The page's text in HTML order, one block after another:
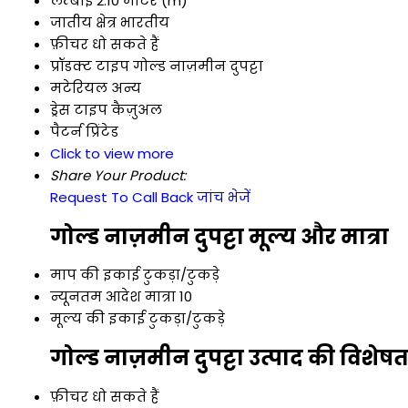
जातीय क्षेत्रभारतीय
फ़ीचर धो सकते हैं
प्रॉडक्ट टाइपगोल्ड नाज़मीन दुपट्टा
मटेरियल अन्य
ड्रेस टाइपकैज़ुअल
पैटर्नप्रिंटेड
Click to view more
Share Your Product:
Request To Call Backजांच भेजें
गोल्ड नाज़मीन दुपट्टा मूल्य और मात्रा
माप की इकाईटुकड़ा/टुकड़े
न्यूनतम आदेश मात्रा10
मूल्य की इकाईटुकड़ा/टुकड़े
गोल्ड नाज़मीन दुपट्टा उत्पाद की
फ़ीचर धो सकते हैं